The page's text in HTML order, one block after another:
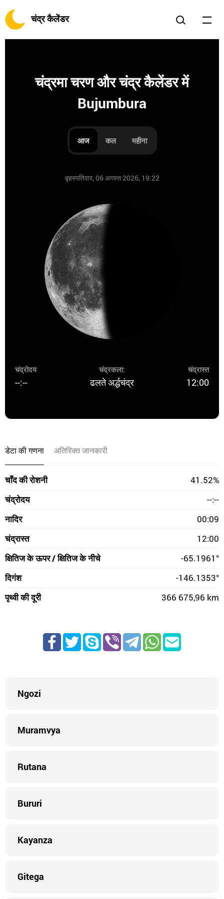
चंद्र कैलेंडर
चंद्रमा चरण और चंद्र कैलेंडर में
Bujumbura
आज कल महीना
बृहस्पतिवार, 06 अगस्त 2026, 19:22
चंद्रोदय
--:--
चंद्रकला:
ढलते अर्द्धचंद्र
चंद्रास्त
12:00
डेटा की गणना अतिरिक्त जानकारी
चाँद की रोशनी
41.52%
चंद्रोदय
--:--
नादिर
00:09
चंद्रास्त
12:00
क्षितिज के ऊपर / क्षितिज के नीचे
-65.1961°
दिगंश
-146.1353°
पृथ्वी की दूरी
366 675,96 km
Ngozi
Muramvya
Rutana
Bururi
Kayanza
Gitega